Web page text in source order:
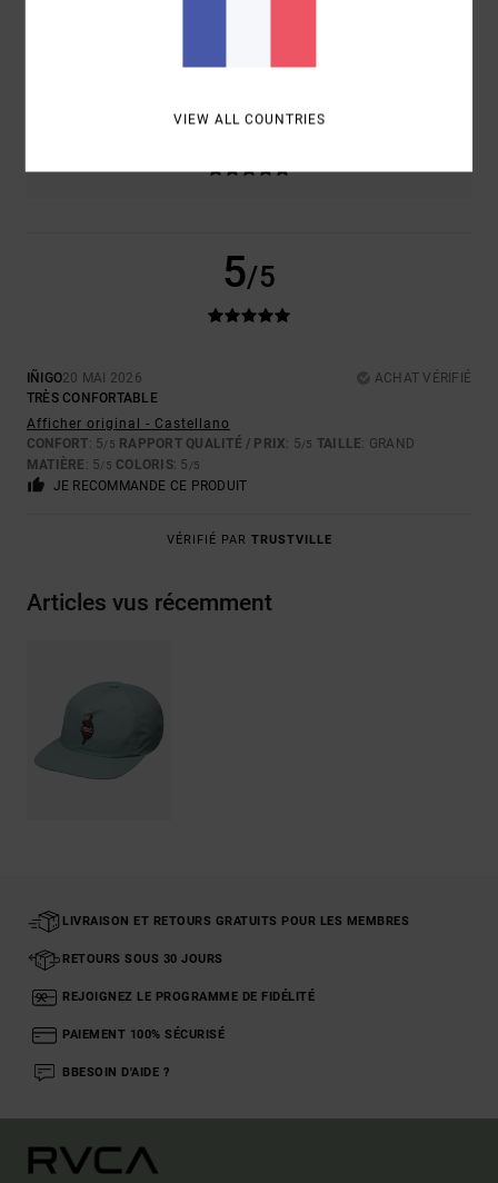
5/5
IÑIGO20 MAI 2026
ACHAT VÉRIFIÉ
TRÈS CONFORTABLE
Afficher original - Castellano
CONFORT: 5/5 RAPPORT QUALITÉ / PRIX: 5/5 TAILLE: GRAND
MATIÈRE : 5/5 COLORIS: 5 /5
JE RECOMMANDE CE PRODUIT
VÉRIFIÉ PAR TRUSTVILLE
Articles vus récemment
LIVRAISON ET RETOURS GRATUITS POUR LES MEMBRES
RETOURS SOUS 30 JOURS
REJOIGNEZ LE PROGRAMME DE FIDÉLITÉ
PAIEMENT 100% SÉCURISÉ
BBESOIN D'AIDE ?
VIEW ALL COUNTRIES